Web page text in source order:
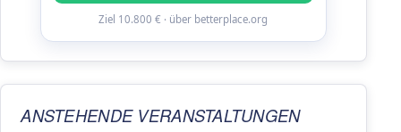
Ziel 10.800 € · über betterplace.org
ANSTEHENDE VERANSTALTUNGEN